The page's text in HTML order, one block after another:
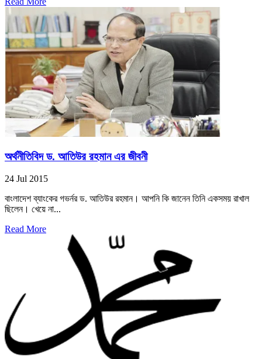
অর্থনীতিবিদ ড. আতিউর রহমান এর জীবনী
24 Jul 2015
বাংলাদেশ ব্যাংকের গভর্নর ড. আতিউর রহমান। আপনি কি জানেন তিনি একসময় রাখাল
ছিলেন। খেয়ে না...
Read More